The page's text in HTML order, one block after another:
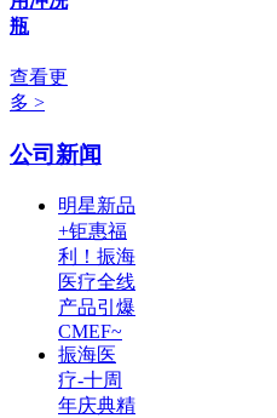
瓶
查看更
多 >
公司新闻
明星新品
+钜惠福
利！振海
医疗全线
产品引爆
CMEF~
振海医
疗-十周
年庆典精